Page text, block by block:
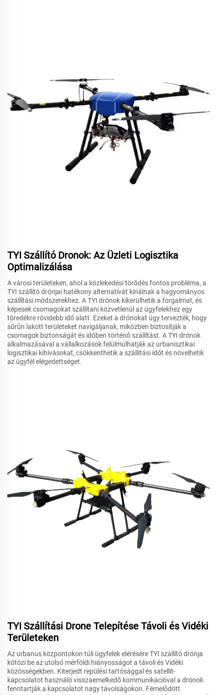
TYI Szállító Dronok: Az Üzleti Logisztika
Optimalizálása
A városi területeken, ahol a közlekedési törődés fontos probléma, a
TYI szállító drónjai hatékony alternatívát kínálnak a hagyományos
szállítási módszerekhez. A TYI drónok kikerülhetik a forgalmat, és
képesek csomagokat szállítani közvetlenül az ügyfelekhez egy
töredékre rövidebb idő alatt. Ezeket a drónokat úgy tervezték, hogy
sűrűn lakott területeket navigáljanak, miközben biztosítják a
csomagok biztonságát és időben történő szállítást. A TYI drónok
alkalmazásával a vállalkozások felülmúlhatják az urbanisztikai
logisztikai kihívásokat, csökkenthetik a szállítási időt és növelhetik
az ügyfél elégedettséget.
TYI Szállítási Drone Telepítése Távoli és Vidéki
Területeken
Az urbanus központokon túli ügyfelek elérésére TYI szállító drónja
kötözi be az utolsó mérföldi hiányosságot a távoli és Vidéki
közösségekben. Kiterjedt repülési tartósággal és satellit-
kapcsolatot használó visszaemelkedő kommunikációval a drónok
fenntartják a kapcsolatot nagy távolságokon. Fémelődött